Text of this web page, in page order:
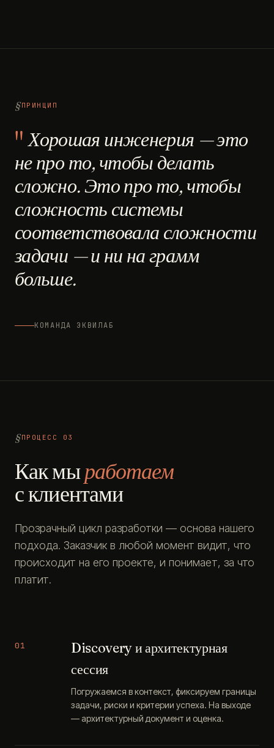
ПРИНЦИП
Хорошая инженерия — это
не про то, чтобы делать
сложно. Это про то, чтобы
сложность системы
соответствовала сложности
задачи — и ни на грамм
больше.
КОМАНДА ЭКВИЛАБ
ПРОЦЕСС 03
Как мыработаем
с клиентами
Прозрачный цикл разработки — основа нашего
подхода. Заказчик в любой момент видит, что
происходит на его проекте, и понимает, за что
платит.
01
Discovery и архитектурная
сессия
Погружаемся в контекст, фиксируем границы
задачи, риски и критерии успеха. На выходе
— архитектурный документ и оценка.